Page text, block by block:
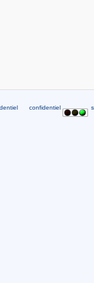
confidentiel